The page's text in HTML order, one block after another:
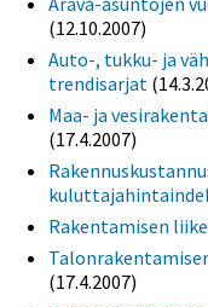
(12.10.2007)
Auto-, tukku- ja
trendisarjat
Maa- ja
(17.4.2007)
Rakentamisen
(17.4.2007)